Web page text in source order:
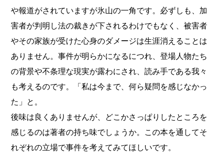
や報道がされていますが氷山の一角です。必ずしも、加
害者が判明し法の裁きが下されるわけでもなく、被害者
やその家族が受けた心身のダメージは生涯消えることは
ありません。事件が明らかになるにつれ、登場人物たち
の背景や不条理な現実が露わにされ、読み手である我々
も考えるのです。「私は今まで、何ら疑問を感じなかっ
た」と。
後味は良くありませんが、どこかさっぱりしたところを
感じるのは著者の持ち味でしょうか。この本を通してそ
れぞれの立場で事件を考えてみてほしいです。